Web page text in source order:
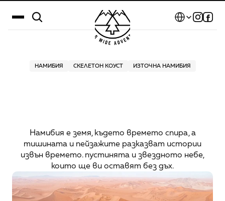
НАМИБИЯ СКЕЛЕТОН КОУСТ ИЗТОЧНА НАМИБИЯ
спряло
Намибия е земя, където времето спира, а
тишината и пейзажите разказват истории
извън времето. пустинята и звездното небе,
които ще ви оставят без дъх.
Select Language
Дестинации
Галерия
Блог
За нас
Контакти